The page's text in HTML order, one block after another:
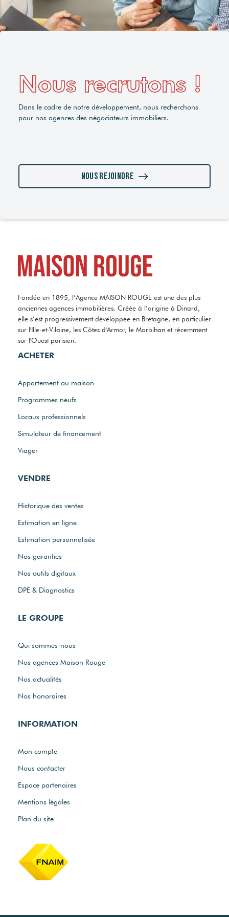
Nous recrutons !
Dans le cadre de notre développement, nous recherchons
pour nos agences des négociateurs immobiliers.
Nous rejoindre
Fondée en 1895, l’Agence MAISON ROUGE est une des plus
anciennes agences immobilières. Créée à l’origine à Dinard,
elle s’est progressivement développée en Bretagne, en particulier
sur l'Ille-et-Vilaine, les Côtes d'Armor, le Morbihan et récemment
sur l'Ouest parisien.
ACHETER
Appartement ou maison
Programmes neufs
Locaux professionnels
Simulateur de financement
Viager
VENDRE
Historique des ventes
Estimation en ligne
Estimation personnalisée
Nos garanties
Nos outils digitaux
DPE & Diagnostics
LE GROUPE
Qui sommes-nous
Nos agences Maison Rouge
Nos actualités
Nos honoraires
INFORMATION
Mon compte
Nous contacter
Espace partenaires
Mentions légales
Plan du site